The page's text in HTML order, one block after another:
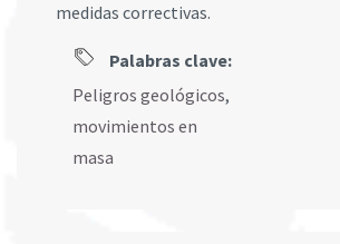
medidas correctivas.
Palabras clave:
Peligros geológicos,
movimientos en
masa